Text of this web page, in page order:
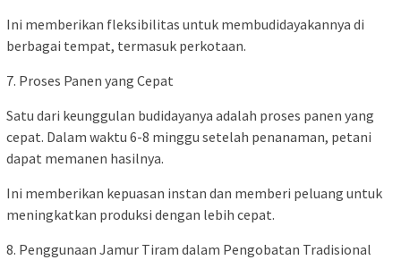
Ini memberikan fleksibilitas untuk membudidayakannya di
berbagai tempat, termasuk perkotaan.
7. Proses Panen yang Cepat
Satu dari keunggulan budidayanya adalah proses panen yang
cepat. Dalam waktu 6-8 minggu setelah penanaman, petani
dapat memanen hasilnya.
Ini memberikan kepuasan instan dan memberi peluang untuk
meningkatkan produksi dengan lebih cepat.
8. Penggunaan Jamur Tiram dalam Pengobatan Tradisional